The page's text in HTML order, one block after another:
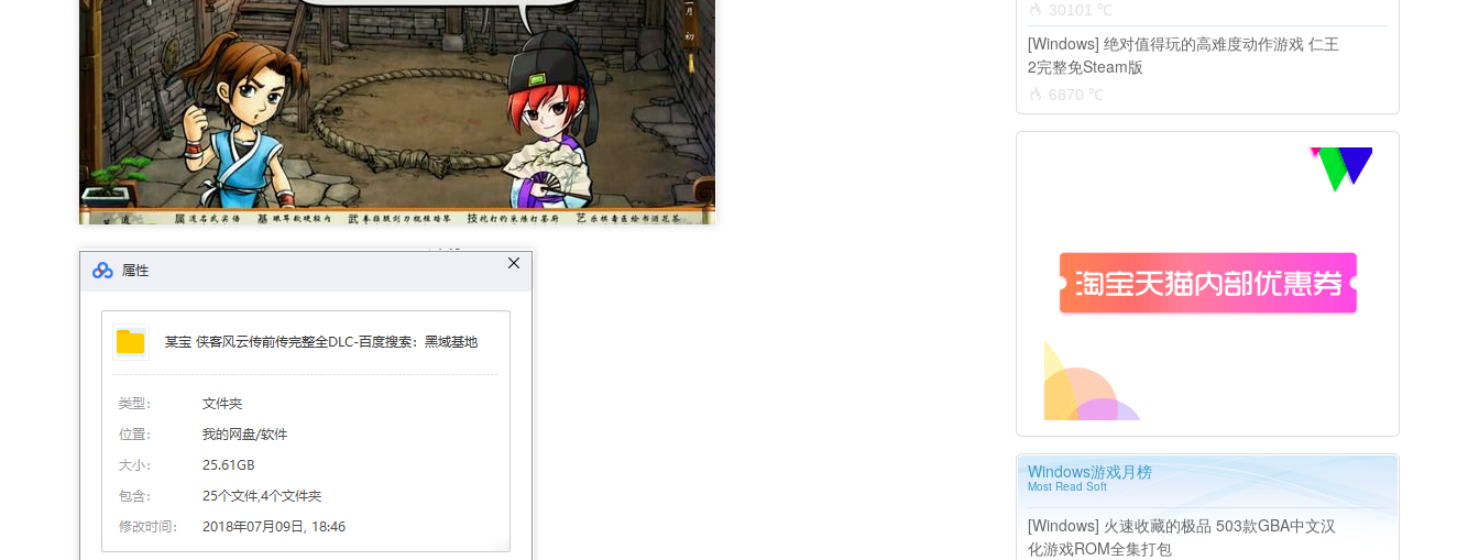
30101 ℃
[Windows] 绝对值得玩的高难度动作游戏 仁王
2完整免Steam版
6870 ℃
Windows游戏月榜
Most Read Soft
[Windows] 火速收藏的极品 503款GBA中文汉
化游戏ROM全集打包